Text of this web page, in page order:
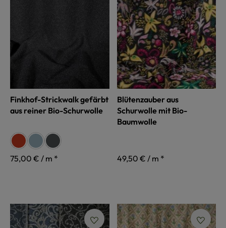
Finkhof-Strickwalk gefärbt
aus reiner Bio-Schurwolle
Farbe auswählen
siena rauchblauanthrazit
75,00 € / m *
Blütenzauber aus
Schurwolle mit Bio-
Baumwolle
49,50 € / m *